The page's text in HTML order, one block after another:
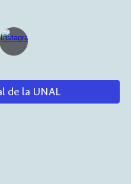
de la UNAL